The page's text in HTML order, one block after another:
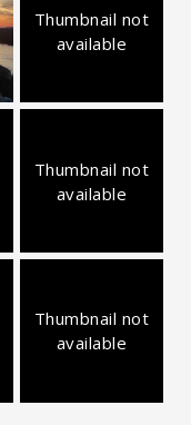
Thumbnail not
available
Thumbnail not
available
Thumbnail not
available